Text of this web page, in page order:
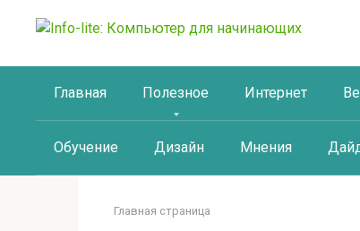
Главная Полезное Интернет
Обучение Дизайн Мнения
Главная страница